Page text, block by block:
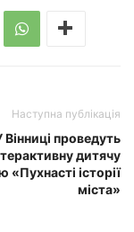
Наступна публікація
Вінниці проведуть
дитячу
«Пухнасті історії
міста»